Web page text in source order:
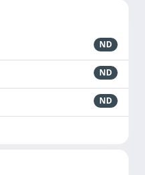
ND
ND
ND